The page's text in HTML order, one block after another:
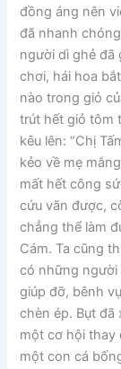
đồng áng nên
đã nhanh
người dì ghẻ đã
chơi, hái hoa
nào trong giỏ
trút hết giỏ tôm
kêu lên: “Chị
kẻo về mẹ
mất hết công
cứu vãn được,
chẳng thể làm
Cám. Ta cũng
có những người
giúp đỡ, bênh
chèn ép. Bụt
một cơ hội thay
một con cá